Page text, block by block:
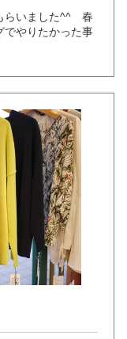
らいました^^ 春
でやりたかった事